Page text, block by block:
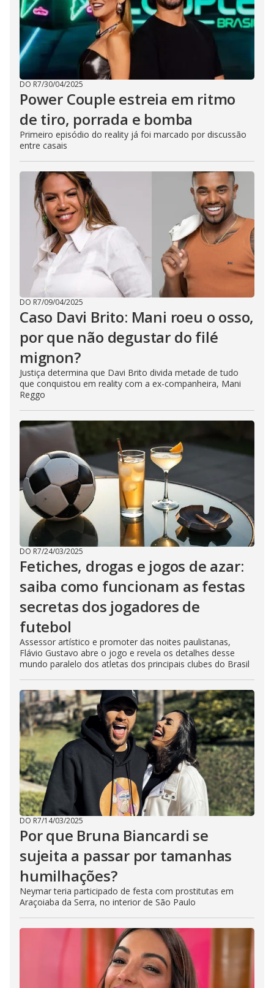
DO R7/30/04/2025
Power Couple estreia em ritmo
de tiro, porrada e bomba
Primeiro episódio do reality já foi marcado por discussão
entre casais
DO R7/09/04/2025
Caso Davi Brito: Mani roeu o osso,
por que não degustar do filé
mignon?
Justiça determina que Davi Brito divida metade de tudo
que conquistou em reality com a ex-companheira, Mani
Reggo
DO R7/24/03/2025
Fetiches, drogas e jogos de azar:
saiba como funcionam as festas
secretas dos jogadores de
futebol
Assessor artístico e promoter das noites paulistanas,
Flávio Gustavo abre o jogo e revela os detalhes desse
mundo paralelo dos atletas dos principais clubes do Brasil
DO R7/14/03/2025
Por que Bruna Biancardi se
sujeita a passar por tamanhas
humilhações?
Neymar teria participado de festa com prostitutas em
Araçoiaba da Serra, no interior de São Paulo